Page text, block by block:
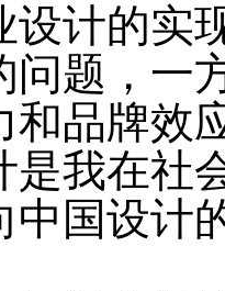
设计的实
问题，一
和品牌效
是我在社
中国设计